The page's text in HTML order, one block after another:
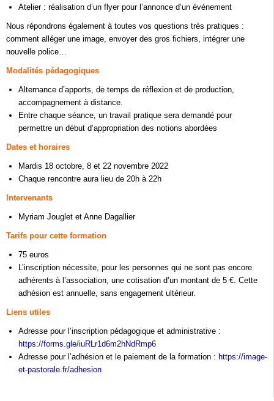
Atelier : réalisation d’un flyer pour l’annonce d’un événement
Nous répondrons également à toutes vos questions très pratiques :
comment alléger une image, envoyer des gros fichiers, intégrer une
nouvelle police…
Modalités pédagogiques
Alternance d’apports, de temps de réflexion et de production,
accompagnement à distance.
Entre chaque séance, un travail pratique sera demandé pour
permettre un début d’appropriation des notions abordées
Dates et horaires
Mardis 18 octobre, 8 et 22 novembre 2022
Chaque rencontre aura lieu de 20h à 22h
Intervenants
Myriam Jouglet et Anne Dagallier
Tarifs pour cette formation
75 euros
L’inscription nécessite, pour les personnes qui ne sont pas encore
adhérents à l’association, une cotisation d’un montant de 5 €. Cette
adhésion est annuelle, sans engagement ultérieur.
Liens utiles
Adresse pour l’inscription pédagogique et administrative :
https://forms.gle/iuRLr1d6m2hNdRmp6
Adresse pour l’adhésion et le paiement de la formation : https://image-
et-pastorale.fr/adhesion